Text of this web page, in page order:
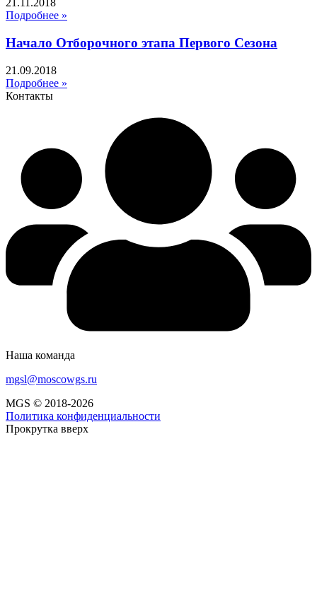
21.11.2018
Подробнее »
Начало Отборочного этапа Первого Сезона
21.09.2018
Подробнее »
Контакты
Наша команда
mgsl@moscowgs.ru
MGS © 2018-2026
Политика конфиденциальности
Прокрутка вверх